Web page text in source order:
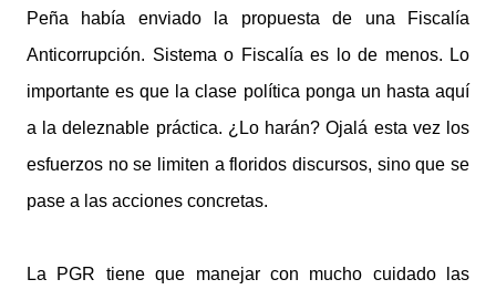
Peña había enviado la propuesta de una Fiscalía
Anticorrupción. Sistema o Fiscalía es lo de menos. Lo
importante es que la clase política ponga un hasta aquí
a la deleznable práctica. ¿Lo harán? Ojalá esta vez los
esfuerzos no se limiten a floridos discursos, sino que se
pase a las acciones concretas.
La PGR tiene que manejar con mucho cuidado las